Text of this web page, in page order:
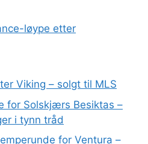
løype etter
Viking – solgt til MLS
for Solskjærs Besiktas –
i tynn tråd
for Ventura –